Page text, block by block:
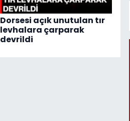
Dorsesi açık unutulan tır
levhalara çarparak
devrildi